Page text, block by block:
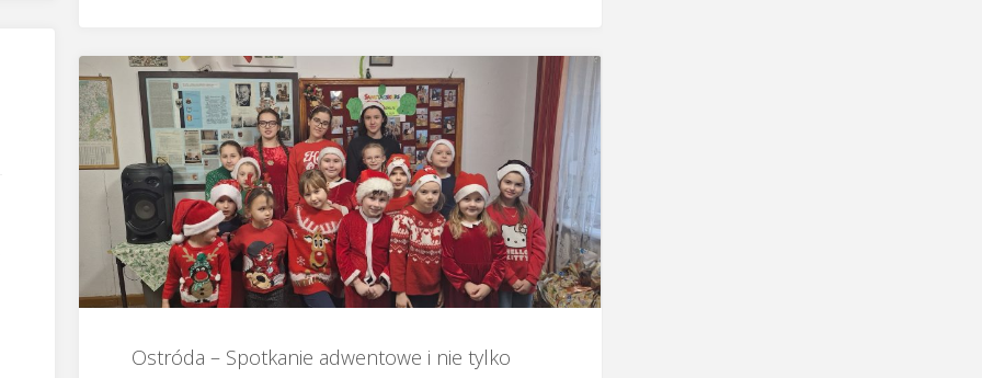
Zakończenie
wiosennej
edycji
Samstagskursu"
Ostróda – Spotkanie adwentowe i nie tylko